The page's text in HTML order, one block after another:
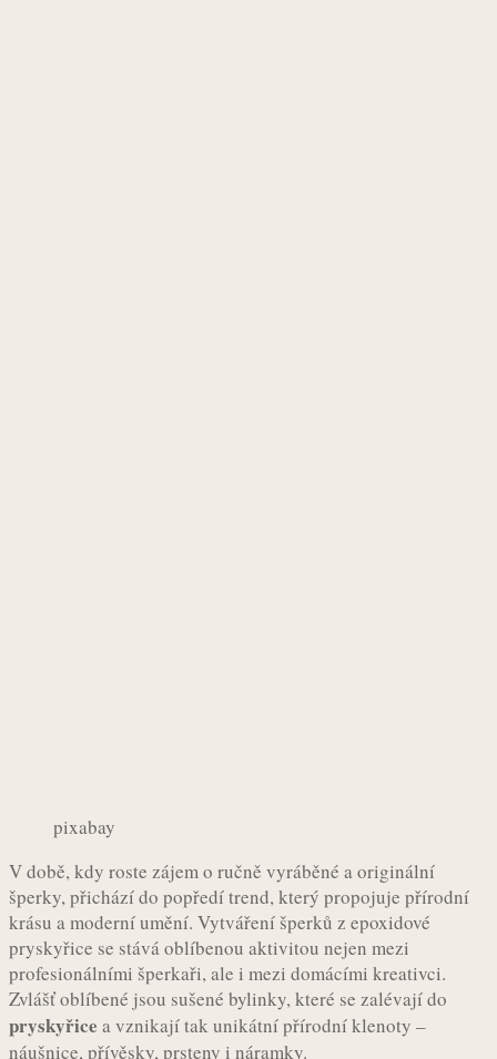
pixabay
V době, kdy roste zájem o ručně vyráběné a originální
šperky, přichází do popředí trend, který propojuje přírodní
krásu a moderní umění. Vytváření šperků z epoxidové
pryskyřice se stává oblíbenou aktivitou nejen mezi
profesionálními šperkaři, ale i mezi domácími kreativci.
Zvlášť oblíbené jsou sušené bylinky, které se zalévají do
pryskyřice a vznikají tak unikátní přírodní klenoty –
náušnice, přívěsky, prsteny i náramky.